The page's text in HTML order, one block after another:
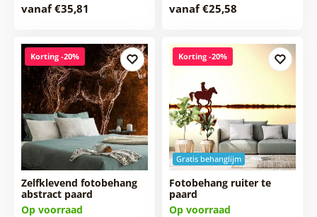
vanaf €35,81 vanaf €25,58
Korting -20%
Zelfklevend fotobehang
abstract paard
Op voorraad
Gratis behanglijm
Korting -20%
Fotobehang ruiter te
paard
Op voorraad